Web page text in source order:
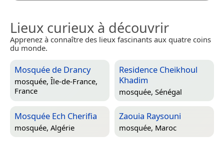
Lieux curieux à découvrir
Apprenez à connaître des lieux fascinants aux quatre coins
du monde.
Mosquée de Drancy
mosquée, Île-de-France,
France
Residence Cheikhoul
Khadim
mosquée, Sénégal
Mosquée Ech Cherifia
mosquée, Algérie
Zaouia Raysouni
mosquée, Maroc